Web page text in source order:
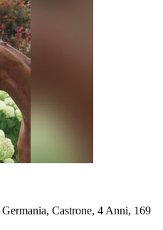
Castrone, 4 Anni, 169